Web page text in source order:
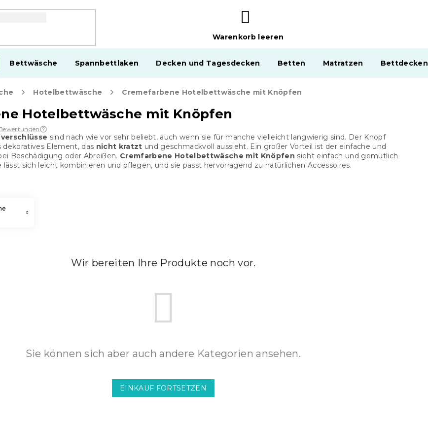
WARENKORB
Warenkorb leeren
Bettwäsche Spannbettlaken Decken und Tagesdecken Betten Matratzen
Hotelbettwäsche Cremefarbene Hotelbettwäsche mit Knöpfen
Hotelbettwäsche mit Knöpfen
sind nach wie vor sehr beliebt, auch wenn sie für manche vielleicht langwierig sind. Der Knopf
Element, das nicht kratzt und geschmackvoll aussieht. Ein großer Vorteil ist der einfache und
Beschädigung oder Abreißen. Cremfarbene Hotelbettwäsche mit Knöpfen sieht einfach und gemütlich
lässt sich leicht kombinieren und pflegen, und sie passt hervorragend zu natürlichen Accessoires.
Wir bereiten Ihre Produkte noch vor.
Sie können sich aber auch andere Kategorien ansehen.
EINKAUF FORTSETZEN